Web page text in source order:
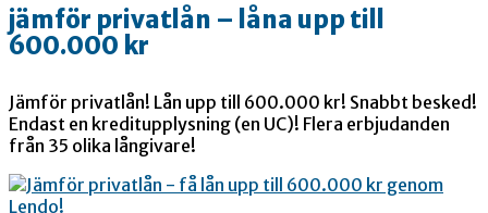
jämför privatlån – låna upp till
600.000 kr
Jämför privatlån! Lån upp till 600.000 kr! Snabbt besked!
Endast en kreditupplysning (en UC)! Flera erbjudanden
från 35 olika långivare!